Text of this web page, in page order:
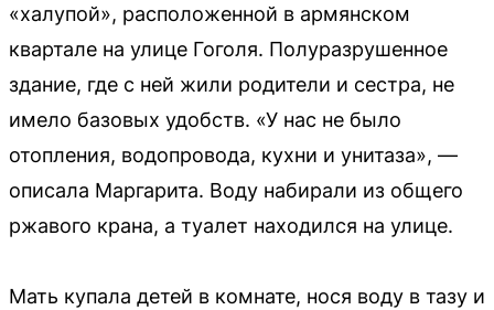
«халупой», расположенной в армянском
квартале на улице Гоголя. Полуразрушенное
здание, где с ней жили родители и сестра, не
имело базовых удобств. «У нас не было
отопления, водопровода, кухни и унитаза», —
описала Маргарита. Воду набирали из общего
ржавого крана, а туалет находился на улице.
Мать купала детей в комнате, нося воду в тазу и